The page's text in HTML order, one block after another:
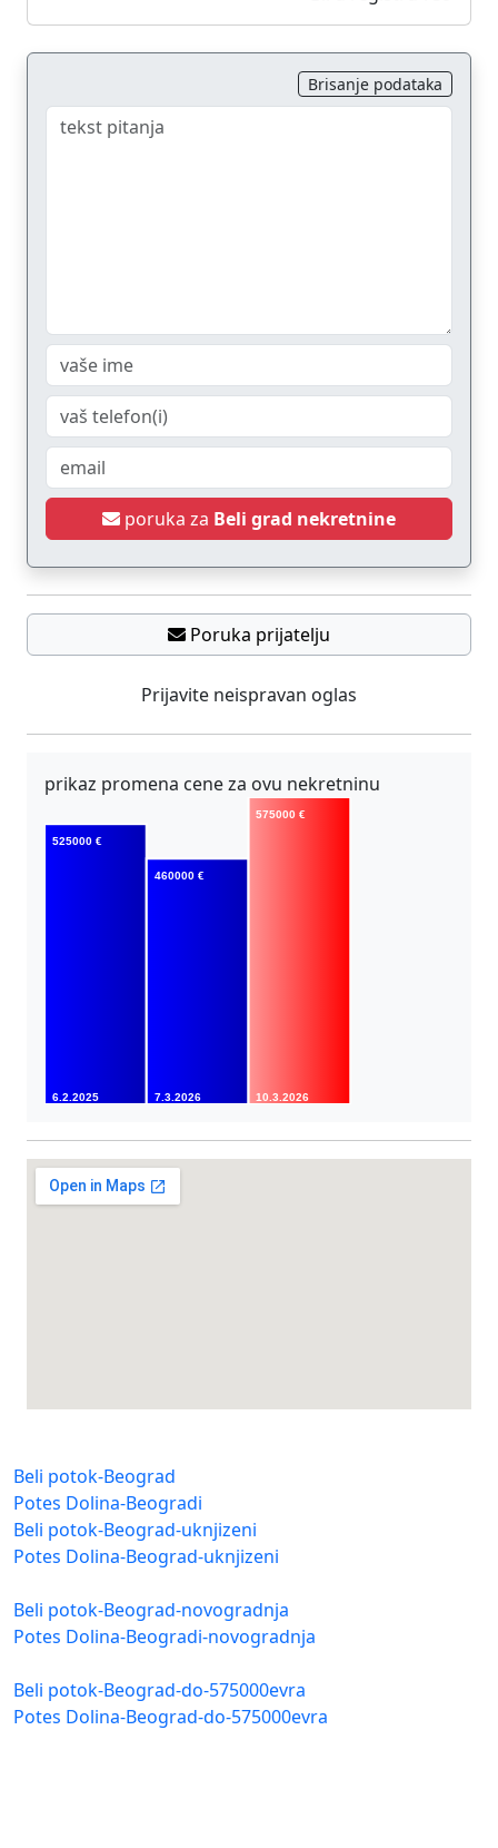
Brisanje podataka
poruka za Beli grad nekretnine
Poruka prijatelju
Prijavite neispravan oglas
prikaz promena cene za ovu nekretninu
525000 €
6.2.2025
460000 €
7.3.2026
575000 €
10.3.2026
Beli potok-Beograd
Potes Dolina-Beogradi
Beli potok-Beograd-uknjizeni
Potes Dolina-Beograd-uknjizeni
Beli potok-Beograd-novogradnja
Potes Dolina-Beogradi-novogradnja
Beli potok-Beograd-do-575000evra
Potes Dolina-Beograd-do-575000evra